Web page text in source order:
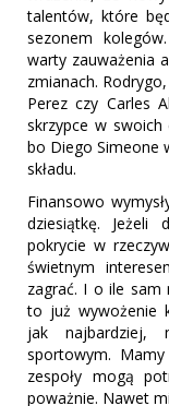
talentów, które
sezonem
warty zauważenia
zmianach.
Perez czy Carles
skrzypce w
bo Diego Simeone
składu.
Finansowo
dziesiątkę. Jeżeli
pokrycie w
świetnym
zagrać. I o ile
to już wywożenie
jak najbardziej,
sportowym.
zespoły mogą
poważnie. Nawet